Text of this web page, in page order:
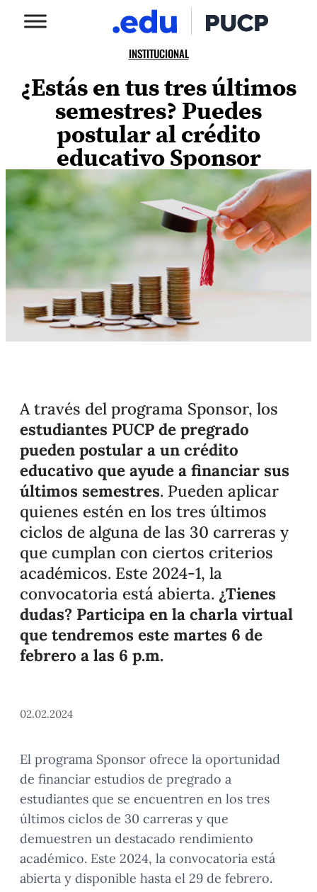
INSTITUCIONAL
¿Estás en tus tres últimos
semestres? Puedes
postular al crédito
educativo Sponsor
A través del programa Sponsor, los
estudiantes PUCP de pregrado
pueden postular a un crédito
educativo que ayude a financiar sus
últimos semestres. Pueden aplicar
quienes estén en los tres últimos
ciclos de alguna de las 30 carreras y
que cumplan con ciertos criterios
académicos. Este 2024-1, la
convocatoria está abierta. ¿Tienes
dudas? Participa en la charla virtual
que tendremos este martes 6 de
febrero a las 6 p.m.
02.02.2024
El programa Sponsor ofrece la oportunidad
de financiar estudios de pregrado a
estudiantes que se encuentren en los tres
últimos ciclos de 30 carreras y que
demuestren un destacado rendimiento
académico. Este 2024, la convocatoria está
abierta y disponible hasta el 29 de febrero.